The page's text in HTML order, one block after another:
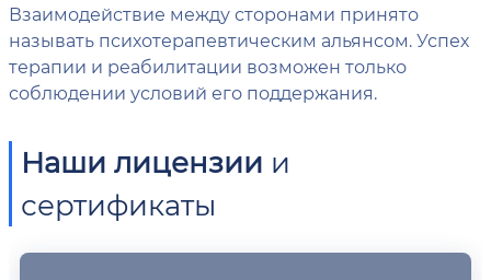
Взаимодействие между сторонами принято
называть психотерапевтическим альянсом. Успех
терапии и реабилитации возможен только
соблюдении условий его поддержания.
Наши лицензии и
сертификаты